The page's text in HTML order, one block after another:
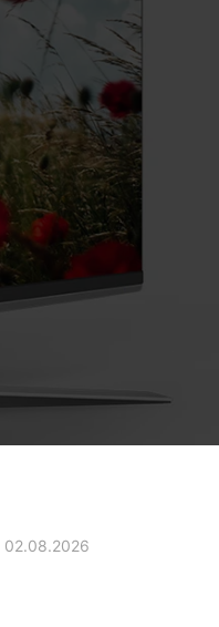
02.08.2026